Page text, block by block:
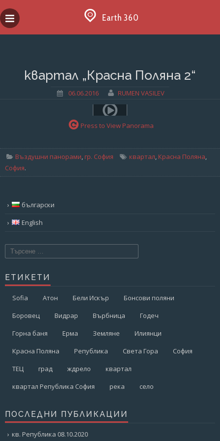
to
content
Earth 360
квартал „Красна Поляна 2“
06.06.2016 RUMEN VASILEV
Press to View Panorama
Въздушни панорами, гр. София квартал, Красна Поляна,
София.
български
English
Търсене
за:
ЕТИКЕТИ
Sofia Атон Бели Искър
Бонсови поляни
Боровец
Видрар Върбница
Годеч
Горна баня
Ерма Земляне
Илиянци
Красна Поляна
Република Света Гора
София
ТЕЦ
град ждрело
квартал
квартал Република София
река село
ПОСЛЕДНИ ПУБЛИКАЦИИ
кв. Република 08.10.2020